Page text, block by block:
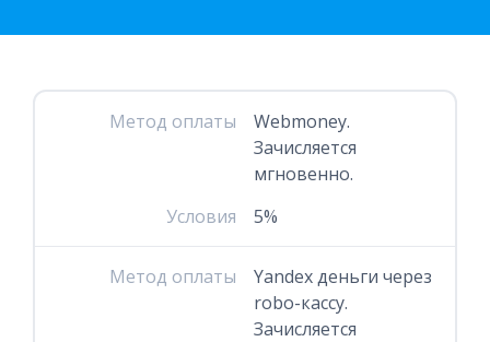
Метод оплаты
Webmoney.
Зачисляется
мгновенно.
Условия
5%
Метод оплаты
Yandex деньги через
robo-кассу.
Зачисляется